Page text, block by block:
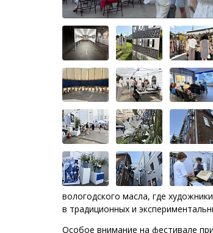
вологодского масла, где
в традиционных и
Особое внимание на фестивале